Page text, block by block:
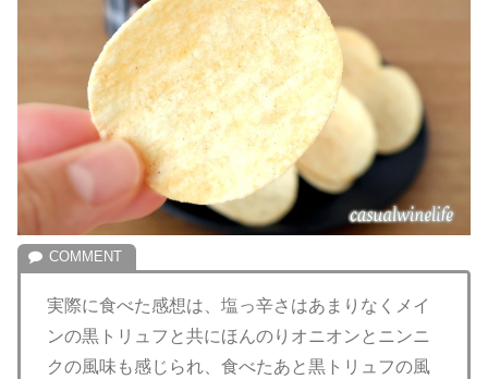
実際に食べた感想は、塩っ辛さはあまりなくメイ
ンの黒トリュフと共にほんのりオニオンとニンニ
クの風味も感じられ、食べたあと黒トリュフの風